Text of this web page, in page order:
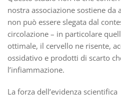
nostra associazione sostiene da
non può essere slegata dal
circolazione – in particolare
ottimale, il cervello ne risente,
ossidativo e prodotti di scarto
l’infiammazione.
La forza dell’evidenza scientifica